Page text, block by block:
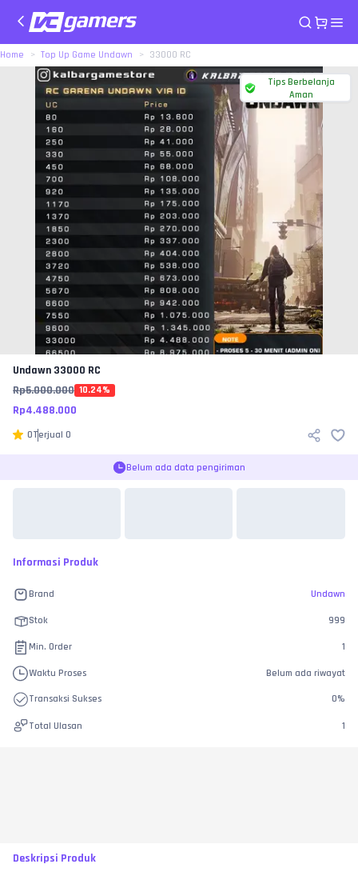
Home Top Up Game Undawn 33000 RC
Tips Berbelanja
Aman
Undawn 33000 RC
Rp5.000.000 10.24%
Rp4.488.000
0Terjual 0
Belum ada data pengiriman
Informasi Produk
Brand Undawn
Stok 999
Min. Order 1
Waktu Proses Belum ada riwayat
Transaksi Sukses 0%
Total Ulasan 1
Deskripsi Produk